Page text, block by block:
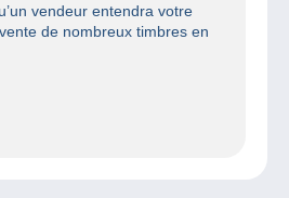
vendeur entendra votre
de nombreux timbres en